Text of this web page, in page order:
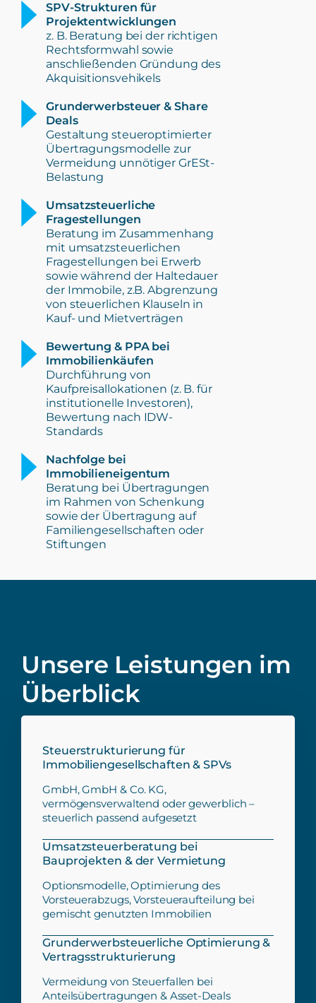
SPV-Strukturen für
Projektentwicklungen
z. B. Beratung bei der richtigen
Rechtsformwahl sowie
anschließenden Gründung des
Akquisitionsvehikels
Grunderwerbsteuer & Share
Deals
Gestaltung steueroptimierter
Übertragungsmodelle zur
Vermeidung unnötiger GrESt-
Belastung
Umsatzsteuerliche
Fragestellungen
Beratung im Zusammenhang
mit umsatzsteuerlichen
Fragestellungen bei Erwerb
sowie während der Haltedauer
der Immobile, z.B. Abgrenzung
von steuerlichen Klauseln in
Kauf- und Mietverträgen
Bewertung & PPA bei
Immobilienkäufen
Durchführung von
Kaufpreisallokationen (z. B. für
institutionelle Investoren),
Bewertung nach IDW-
Standards
Nachfolge bei
Immobilieneigentum
Beratung bei Übertragungen
im Rahmen von Schenkung
sowie der Übertragung auf
Familiengesellschaften oder
Stiftungen
Unsere Leistungen im
Überblick
Steuerstrukturierung für
Immobiliengesellschaften & SPVs
GmbH, GmbH & Co. KG,
vermögensverwaltend oder gewerblich –
steuerlich passend aufgesetzt
Umsatzsteuerberatung bei
Bauprojekten & der Vermietung
Optionsmodelle, Optimierung des
Vorsteuerabzugs, Vorsteueraufteilung bei
gemischt genutzten Immobilien
Grunderwerbsteuerliche Optimierung &
Vertragsstrukturierung
Vermeidung von Steuerfallen bei
Anteilsübertragungen & Asset-Deals